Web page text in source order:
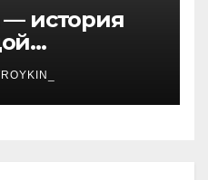
— история
бизнес-